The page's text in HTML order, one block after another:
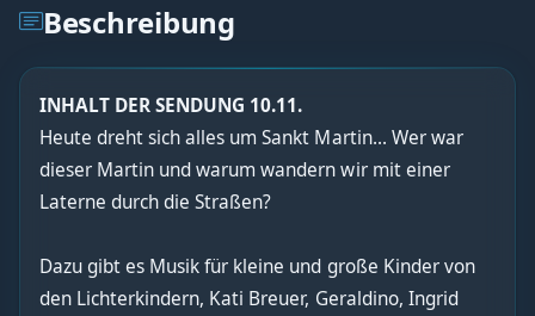
Beschreibung
INHALT DER SENDUNG 10.11.
Heute dreht sich alles um Sankt Martin... Wer war
dieser Martin und warum wandern wir mit einer
Laterne durch die Straßen?
Dazu gibt es Musik für kleine und große Kinder von
den Lichterkindern, Kati Breuer, Geraldino, Ingrid